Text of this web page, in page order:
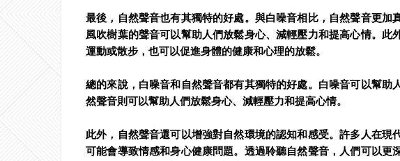
最後，自然聲音也有其獨特的好處。與白噪音相比，自然聲音更加
風吹樹葉的聲音可以幫助人們放鬆身心、減輕壓力和提高心情。此
運動或散步，也可以促進身體的健康和心理的放鬆。
總的來說，白噪音和自然聲音都有其獨特的好處。白噪音可以幫助
然聲音則可以幫助人們放鬆身心、減輕壓力和提高心情。
此外，自然聲音還可以增強對自然環境的認知和感受。許多人在現
可能會導致情感和身心健康問題。透過聆聽自然聲音，人們可以更